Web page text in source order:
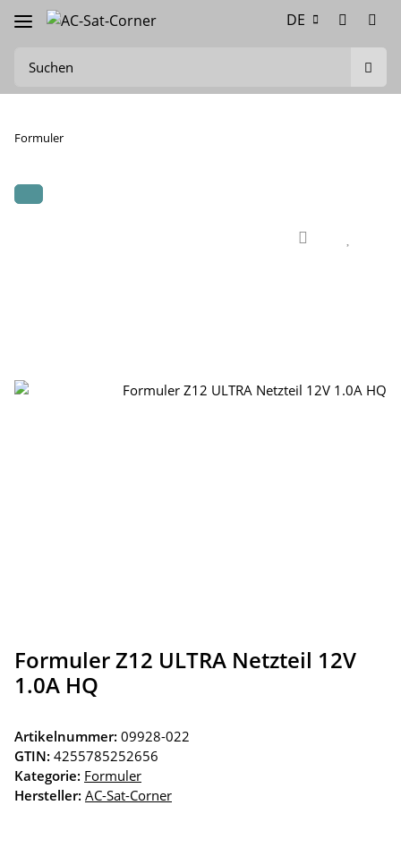
DE
Formuler
Formuler Z12 ULTRA Netzteil 12V
1.0A HQ
Artikelnummer: 09928-022
GTIN: 4255785252656
Kategorie: Formuler
Hersteller: AC-Sat-Corner